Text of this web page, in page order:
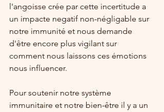
l'angoisse crée par cette incertitude a
un impacte negatif non-négligable sur
notre immunité et nous demande
d'être encore plus vigilant sur
comment nous laissons ces émotions
nous influencer.
Pour soutenir notre système
immunitaire et notre bien-être il y a un